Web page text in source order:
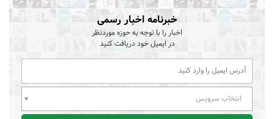
خبرنامه اخبار رسمی
اخبار را با توجه به حوزه موردنظر
در ایمیل خود دریافت کنید
انتخاب سرویس